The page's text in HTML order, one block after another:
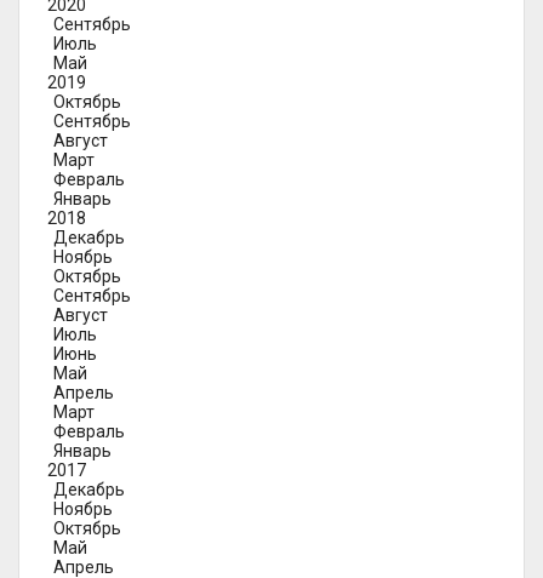
2020
Сентябрь
Июль
Май
2019
Октябрь
Сентябрь
Август
Март
Февраль
Январь
2018
Декабрь
Ноябрь
Октябрь
Сентябрь
Август
Июль
Июнь
Май
Апрель
Март
Февраль
Январь
2017
Декабрь
Ноябрь
Октябрь
Май
Апрель